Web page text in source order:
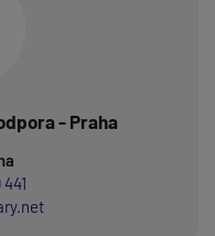
- Praha